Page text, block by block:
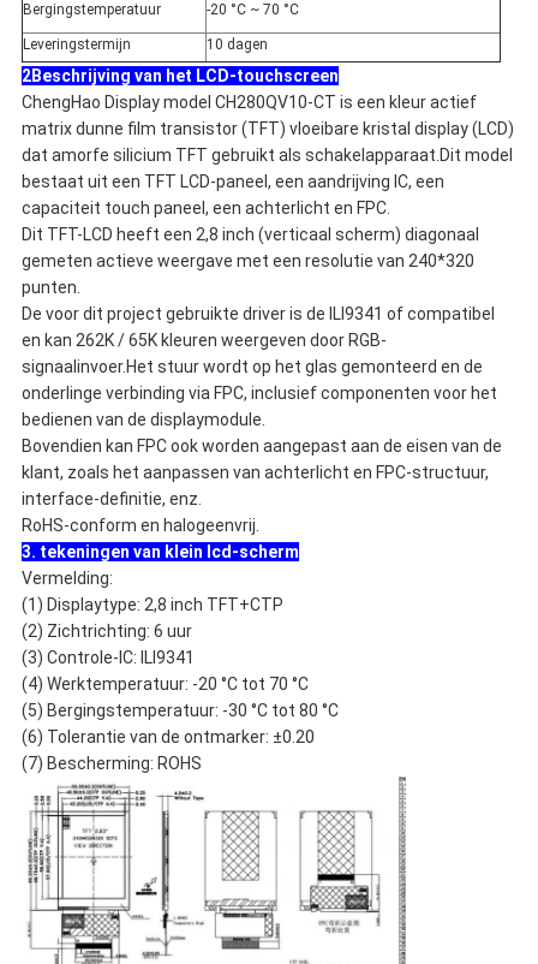
Bergingstemperatuur -20 °C ~ 70 °C
Leveringstermijn 10 dagen
2Beschrijving van het LCD-touchscreen
ChengHao Display model CH280QV10-CT is een kleur actief
matrix dunne film transistor (TFT) vloeibare kristal display (LCD)
dat amorfe silicium TFT gebruikt als schakelapparaat.Dit model
bestaat uit een TFT LCD-paneel, een aandrijving IC, een
capaciteit touch paneel, een achterlicht en FPC.
Dit TFT-LCD heeft een 2,8 inch (verticaal scherm) diagonaal
gemeten actieve weergave met een resolutie van 240*320
punten.
De voor dit project gebruikte driver is de ILI9341 of compatibel
en kan 262K / 65K kleuren weergeven door RGB-
signaalinvoer.Het stuur wordt op het glas gemonteerd en de
onderlinge verbinding via FPC, inclusief componenten voor het
bedienen van de displaymodule.
Bovendien kan FPC ook worden aangepast aan de eisen van de
klant, zoals het aanpassen van achterlicht en FPC-structuur,
interface-definitie, enz.
RoHS-conform en halogeenvrij.
3. tekeningen van klein lcd-scherm
Vermelding:
(1) Displaytype: 2,8 inch TFT+CTP
(2) Zichtrichting: 6 uur
(3) Controle-IC: ILI9341
(4) Werktemperatuur: -20 °C tot 70 °C
(5) Bergingstemperatuur: -30 °C tot 80 °C
(6) Tolerantie van de ontmarker: ±0.20
(7) Bescherming: ROHS